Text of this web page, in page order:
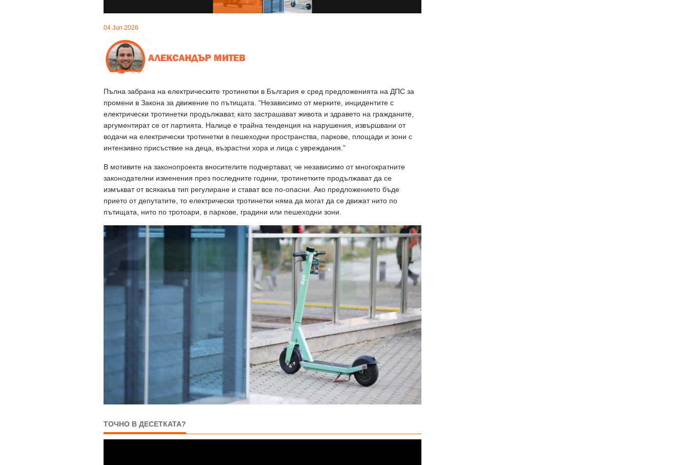
04 Jun 2026
Пълна забрана на електрическите тротинетки в България е сред предложенията на ДПС за
промени в Закона за движение по пътищата. “Независимо от мерките, инцидентите с
електрически тротинетки продължават, като застрашават живота и здравето на гражданите,
аргументират се от партията. Налице е трайна тенденция на нарушения, извършвани от
водачи на електрически тротинетки в пешеходни пространства, паркове, площади и зони с
интензивно присъствие на деца, възрастни хора и лица с увреждания.”
В мотивите на законопроекта вносителите подчертават, че независимо от многократните
законодателни изменения през последните години, тротинетките продължават да се
измъкват от всякакъв тип регулиране и стават все по-опасни. Ако предложението бъде
прието от депутатите, то електрически тротинетки няма да могат да се движат нито по
пътищата, нито по тротоари, в паркове, градини или пешеходни зони.
ТОЧНО В ДЕСЕТКАТА?